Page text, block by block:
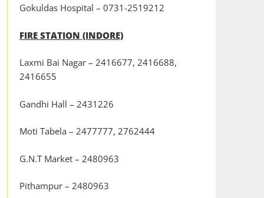
Gokuldas Hospital – 0731-2519212
FIRE STATION (INDORE)
Laxmi Bai Nagar – 2416677, 2416688,
2416655
Gandhi Hall – 2431226
Moti Tabela – 2477777, 2762444
G.N.T Market – 2480963
Pithampur – 2480963